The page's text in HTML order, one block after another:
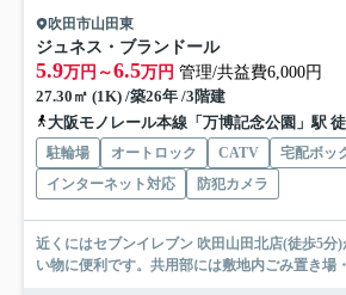
吹田市山田東
ジュネス・ブランドール
5.9万円～6.5万円 管理/共益費6,000円
27.30㎡ (1K) /築26年 /3階建
大阪モノレール本線「万博記念公園」駅
駐輪場 オートロック CATV
宅配ボッ
インターネット対応
防犯カメラ
近くにはセブンイレブン 吹田山田北店(徒歩5分
い物に便利です。共用部には敷地内ごみ置き場